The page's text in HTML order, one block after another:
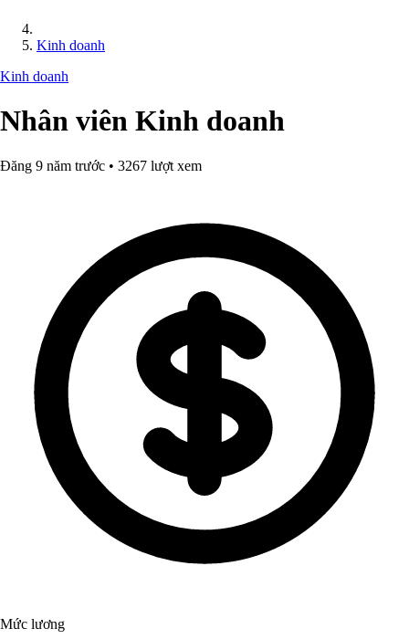
Kinh doanh
Kinh doanh
Nhân viên Kinh doanh
Đăng 9 năm trước • 3267 lượt xem
Mức lương